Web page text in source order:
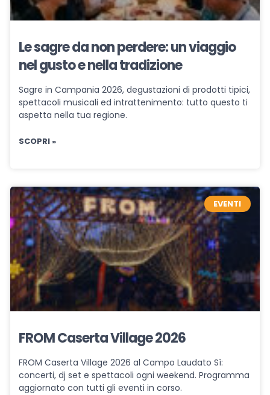
Le sagre da non perdere: un viaggio
nel gusto e nella tradizione
Sagre in Campania 2026, degustazioni di prodotti tipici,
spettacoli musicali ed intrattenimento: tutto questo ti
aspetta nella tua regione.
SCOPRI »
EVENTI
FROM Caserta Village 2026
FROM Caserta Village 2026 al Campo Laudato Sì:
concerti, dj set e spettacoli ogni weekend. Programma
aggiornato con tutti gli eventi in corso.